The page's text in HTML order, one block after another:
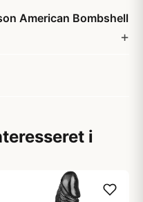
American Bombshell
i